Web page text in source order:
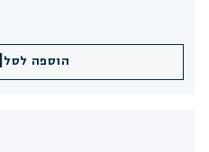
הוספה לסל